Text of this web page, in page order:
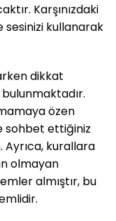
Karşınızdaki
sesinizi kullanarak
dikkat
özen
sohbet ettiğiniz
Ayrıca, kurallara
olmayan
almıştır, bu